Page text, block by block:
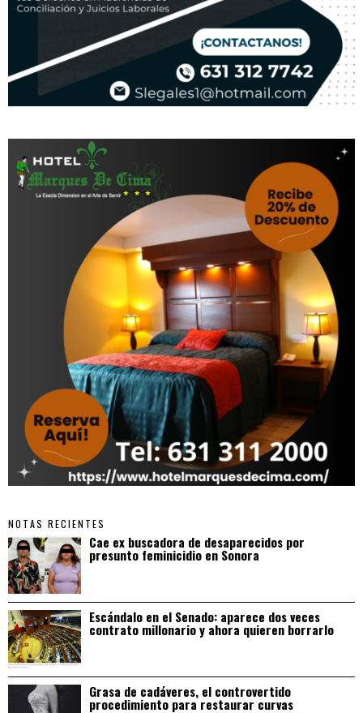
NOTAS RECIENTES
Cae ex buscadora de desaparecidos por
presunto feminicidio en Sonora
Escándalo en el Senado: aparece dos veces
contrato millonario y ahora quieren borrarlo
Grasa de cadáveres, el controvertido
procedimiento para restaurar curvas